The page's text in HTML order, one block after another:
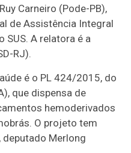
Carneiro (Pode-PB),
de Assistência Integral
SUS. A relatora é a
RJ).
é o PL 424/2015, do
que dispensa de
hemoderivados
O projeto tem
Merlong